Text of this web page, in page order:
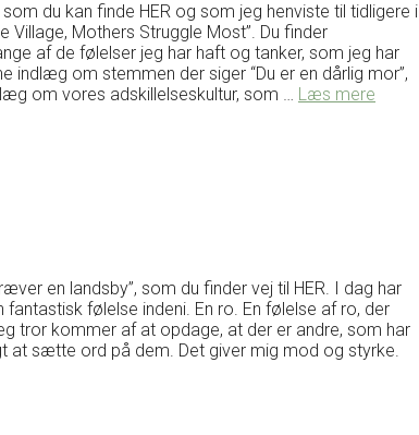
du kan finde HER og som jeg henviste til tidligere i
Village, Mothers Struggle Most”. Du finder
af de følelser jeg har haft og tanker, som jeg har
om stemmen der siger “Du er en dårlig mor”,
om vores adskillelseskultur, som … Læs mere
en landsby”, som du finder vej til HER. I dag har
følelse indeni. En ro. En følelse af ro, der
tror kommer af at opdage, at der er andre, som har
at sætte ord på dem. Det giver mig mod og styrke.